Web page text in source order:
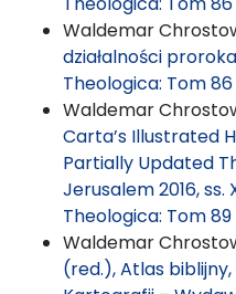
Waldemar
działalności
Theologica: Tom
Waldemar
Carta’s Illustrated
Partially Updated
Jerusalem 2016, ss.
Theologica: Tom 89
Waldemar
(red.), Atlas